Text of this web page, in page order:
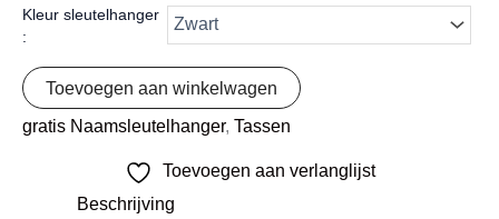
Kleur sleutelhanger
:
Toevoegen aan winkelwagen
gratis Naamsleutelhanger, Tassen
Toevoegen aan verlanglijst
Beschrijving